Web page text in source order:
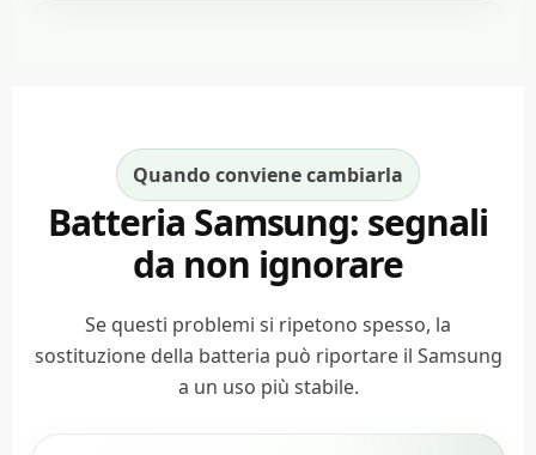
Quando conviene cambiarla
Batteria Samsung: segnali
da non ignorare
Se questi problemi si ripetono spesso, la
sostituzione della batteria può riportare il Samsung
a un uso più stabile.